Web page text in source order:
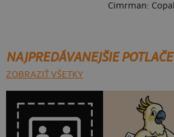
NAJPREDÁVANEJŠIE POTLAČE
ZOBRAZIŤ VŠETKY